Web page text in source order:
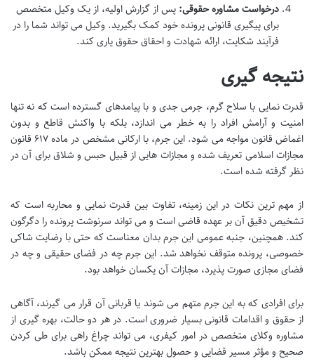
درخواست مشاوره حقوقی: پس از گزارش اولیه، از یک وکیل متخصص
برای پیگیری قانونی پرونده خود کمک بگیرید. وکیل می تواند شما را در
فرآیند شکایت، ارائه شهادت و احقاق حقوق یاری کند.
نتیجه گیری
قدرت نمایی با سلاح گرم، جرمی جدی و با پیامدهای گسترده است که نه تنها
امنیت و آرامش افراد را به خطر می اندازد، بلکه با واکنش قاطع و بدون
اغماض قانون مواجه می شود. این جرم، با ارکانی مشخص در ماده ۶۱۷ قانون
مجازات اسلامی تعریف شده و مجازات هایی از قبیل حبس و شلاق برای آن در
نظر گرفته شده است.
از مهم ترین نکات در این زمینه، تفاوت بین قدرت نمایی و محاربه است که
تشخیص دقیق آن بر عهده قاضی است و می تواند سرنوشت پرونده را دگرگون
کند. همچنین، جنبه عمومی این جرم بدان معناست که حتی با رضایت شاکی
خصوصی، پرونده متوقف نخواهد شد. این جرم چه در فضای حقیقی و چه در
فضای مجازی صورت پذیرد، مجازات آن یکسان خواهد بود.
برای افرادی که به این جرم متهم می شوند یا قربانی آن قرار می گیرند، آگاهی
از حقوق و اقدامات قانونی بسیار ضروری است. در هر دو حالت، بهره گیری از
مشاوره وکلای متخصص در امور کیفری، می تواند چراغ راهی برای طی کردن
صحیح و مؤثر مسیر قضایی و حصول بهترین نتیجه ممکن باشد.